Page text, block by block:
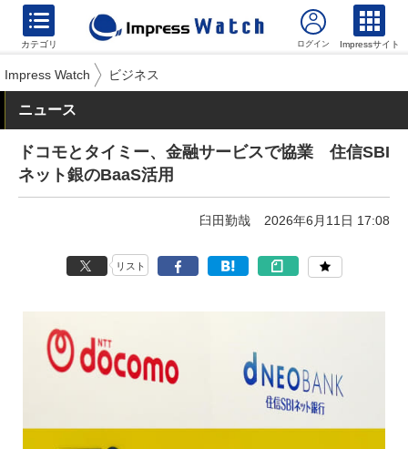
カテゴリ Impressサイト
Impress Watch ビジネス
ニュース
ドコモとタイミー、金融サービスで協業 住信SBI
ネット銀のBaaS活用
臼田勤哉 2026年6月11日 17:08
リスト